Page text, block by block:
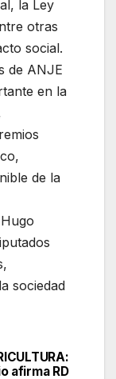
la Ley
otras
social.
de ANJE
en la
de la
sociedad
afirma RD